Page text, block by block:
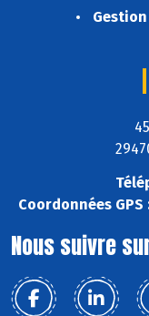
Coordonnées GPS
Nous suivre